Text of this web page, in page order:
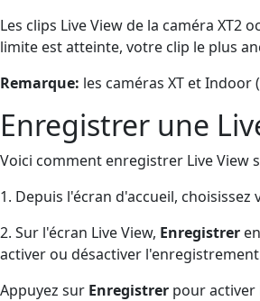
Les clips Live View de la caméra XT2
limite est atteinte, votre clip le plus
Remarque: les caméras XT et
Enregistrer une
Voici comment enregistrer Live View
1. Depuis l'écran d'accueil,
2. Sur l'écran Live View, Enregistrer
activer ou désactiver
Appuyez sur Enregistrer pour activer